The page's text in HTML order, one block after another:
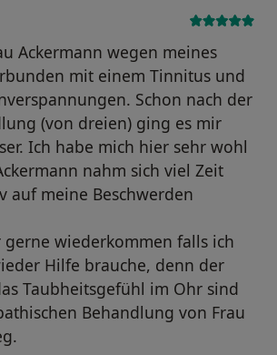
Ackermann wegen meines
mit einem Tinnitus und
Schon nach der
(von dreien) ging es mir
Ich habe mich hier sehr wohl
nahm sich viel Zeit
auf meine Beschwerden
wiederkommen falls ich
Hilfe brauche, denn der
Taubheitsgefühl im Ohr sind
Behandlung von Frau